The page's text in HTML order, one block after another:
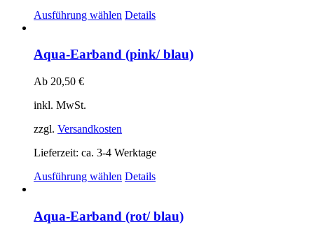
werden
Ausführung wählen Dieses
mehrere
Varianten
Produktseite
werden
Details
Aqua-Earband (pink/ blau)
Ab 20,50 €
inkl. MwSt.
zzgl. Versandkosten
Lieferzeit: ca. 3-4 Werktage
Ausführung wählen Dieses
mehrere
Varianten
Details
Aqua-Earband (rot/ blau)